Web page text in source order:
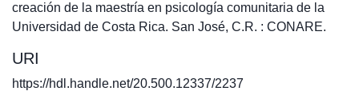
creación de la maestría en psicología comunitaria de la
Universidad de Costa Rica. San José, C.R. : CONARE.
URI
https://hdl.handle.net/20.500.12337/2237